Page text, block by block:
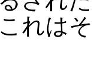
れは